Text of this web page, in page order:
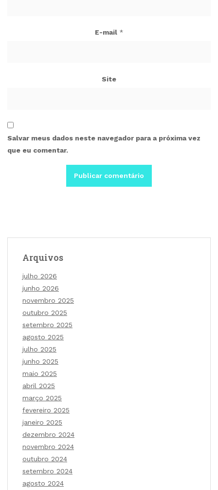
E-mail *
Site
Salvar meus dados neste navegador para a próxima vez
que eu comentar.
Arquivos
julho 2026
junho 2026
novembro 2025
outubro 2025
setembro 2025
agosto 2025
julho 2025
junho 2025
maio 2025
abril 2025
março 2025
fevereiro 2025
janeiro 2025
dezembro 2024
novembro 2024
outubro 2024
setembro 2024
agosto 2024